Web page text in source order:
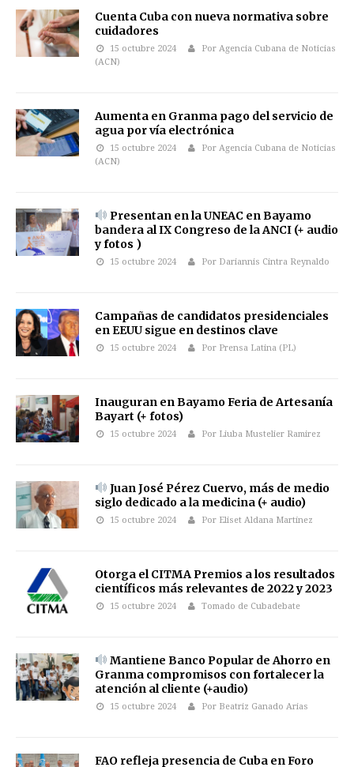
Cuenta Cuba con nueva normativa sobre
cuidadores
15 octubre 2024
Por Agencia Cubana de Noticias
(ACN)
Aumenta en Granma pago del servicio de
agua por vía electrónica
15 octubre 2024
Por Agencia Cubana de Noticias
(ACN)
Presentan en la UNEAC en Bayamo
bandera al IX Congreso de la ANCI (+ audio
y fotos )
15 octubre 2024 Por Dariannis Cintra Reynaldo
Campañas de candidatos presidenciales
en EEUU sigue en destinos clave
15 octubre 2024 Por Prensa Latina (PL)
Inauguran en Bayamo Feria de Artesanía
Bayart (+ fotos)
15 octubre 2024 Por Liuba Mustelier Ramirez
Juan José Pérez Cuervo, más de medio
siglo dedicado a la medicina (+ audio)
15 octubre 2024 Por Eliset Aldana Martínez
Otorga el CITMA Premios a los resultados
científicos más relevantes de 2022 y 2023
15 octubre 2024 Tomado de Cubadebate
Mantiene Banco Popular de Ahorro en
Granma compromisos con fortalecer la
atención al cliente (+audio)
15 octubre 2024 Por Beatriz Ganado Arias
FAO refleja presencia de Cuba en Foro